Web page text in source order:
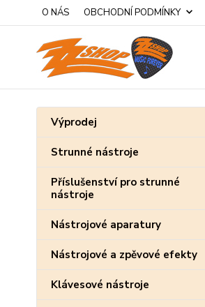
O NÁS OBCHODNÍ PODMÍNKY
Výprodej
Strunné nástroje
Příslušenství pro strunné
nástroje
Nástrojové aparatury
Nástrojové a zpěvové efekty
Klávesové nástroje